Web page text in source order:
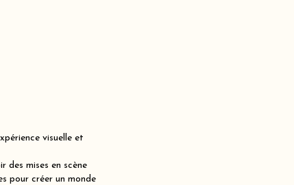
visuelle et
des mises en scène
pour créer un monde